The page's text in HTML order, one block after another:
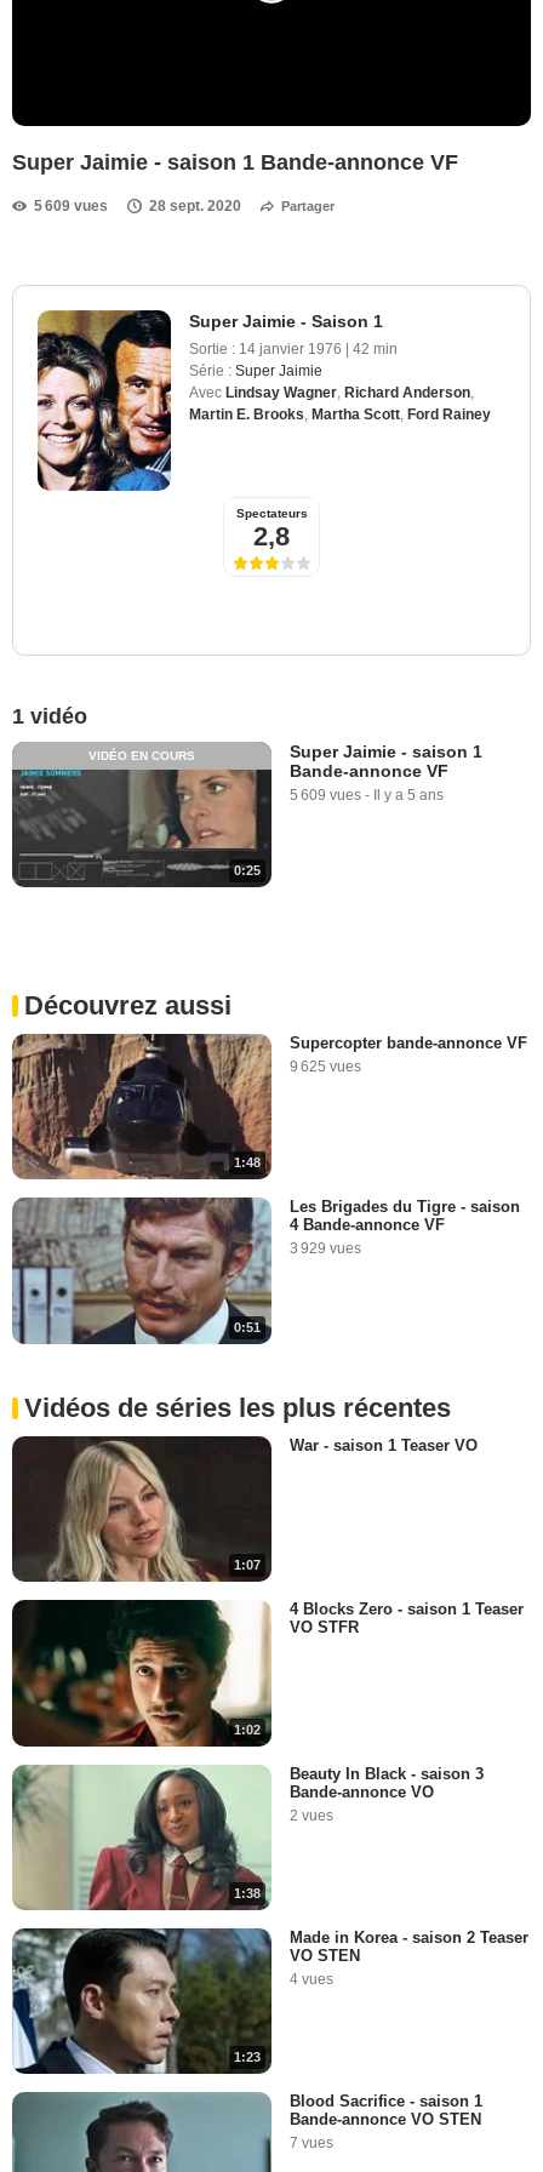
Super Jaimie - saison 1 Bande-annonce VF
5 609 vues 28 sept. 2020 Partager
Super Jaimie - Saison 1
Sortie : 14 janvier 1976 | 42 min
Série : Super Jaimie
Avec Lindsay Wagner Richard Anderson
Martin E. Brooks Martha Scott Ford Rainey
Spectateurs
2,8
1 vidéo
0:25
VIDÉO EN COURS
Super Jaimie - saison 1
Bande-annonce VF
5 609 vues - Il y a 5 ans
Découvrez aussi
1:48
Supercopter bande-annonce VF
9 625 vues
0:51
Les Brigades du Tigre - saison
4 Bande-annonce VF
3 929 vues
Vidéos de séries les plus récentes
1:07
War - saison 1 Teaser VO
1:02
4 Blocks Zero - saison 1 Teaser
VO STFR
1:38
Beauty In Black - saison 3
Bande-annonce VO
2 vues
1:23
Made in Korea - saison 2 Teaser
VO STEN
4 vues
Blood Sacrifice - saison 1
Bande-annonce VO STEN
7 vues